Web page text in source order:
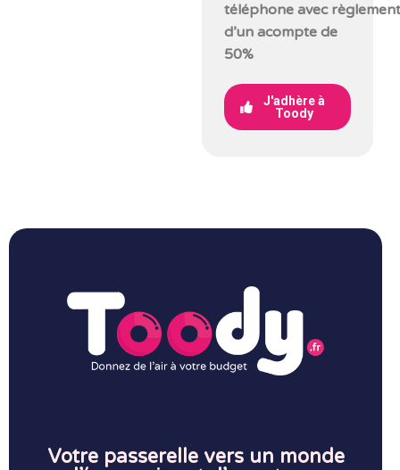
téléphone avec
d’un acompte de
50%
J'adhère à
Toody
Votre passerelle vers un monde